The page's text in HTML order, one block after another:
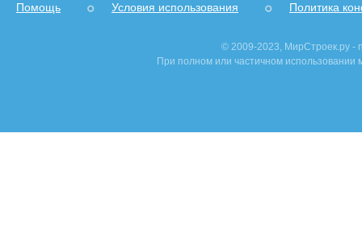
Помощь Условия использования Политика
© 2009-2023, МирСтроек.ру -
При полном или частичном использовании